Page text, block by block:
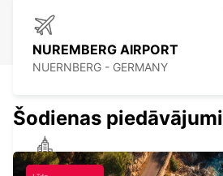
NUREMBERG AIRPORT
NUERNBERG - GERMANY
FUERTH
Šodienas piedāvājumi